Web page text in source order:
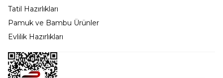
Tatil Hazırlıkları
Pamuk ve Bambu Ürünler
Evlilik Hazırlıkları